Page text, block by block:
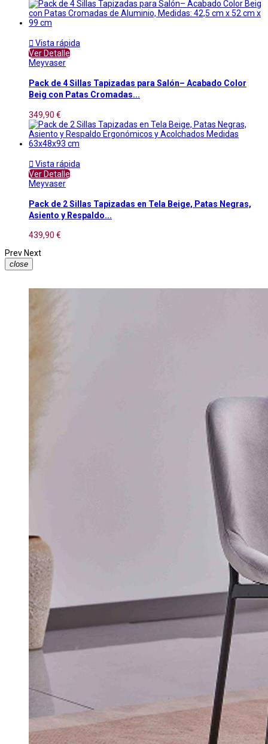
 Vista rápida
Ver Detalle
Meyvaser
Pack de 4 Sillas Tapizadas para Salón– Acabado Color
Beig con Patas Cromadas...
349,90 €
 Vista rápida
Ver Detalle
Meyvaser
Pack de 2 Sillas Tapizadas en Tela Beige, Patas Negras,
Asiento y Respaldo...
439,90 €
Prev Next
close